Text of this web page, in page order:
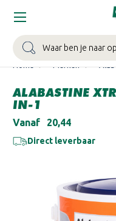
Zoeken
WIN EEN BALLONVAART:
Home Merken
ALABASTINE
IN-1
Vanaf €20,44
Direct leverbaar